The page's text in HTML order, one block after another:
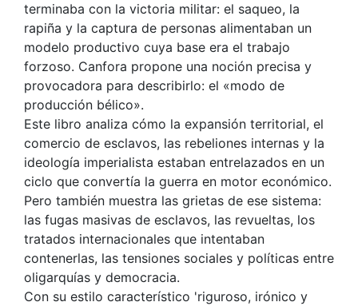
terminaba con la victoria militar: el saqueo, la
rapiña y la captura de personas alimentaban un
modelo productivo cuya base era el trabajo
forzoso. Canfora propone una noción precisa y
provocadora para describirlo: el «modo de
producción bélico».
Este libro analiza cómo la expansión territorial, el
comercio de esclavos, las rebeliones internas y la
ideología imperialista estaban entrelazados en un
ciclo que convertía la guerra en motor económico.
Pero también muestra las grietas de ese sistema:
las fugas masivas de esclavos, las revueltas, los
tratados internacionales que intentaban
contenerlas, las tensiones sociales y políticas entre
oligarquías y democracia.
Con su estilo característico 'riguroso, irónico y